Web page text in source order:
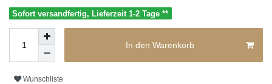
Sofort versandfertig, Lieferzeit 1-2 Tage **
In den Warenkorb
Wunschliste